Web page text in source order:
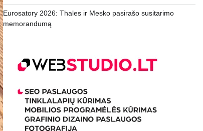
Eurosatory 2026: Thales ir Mesko pasirašo susitarimo
memorandumą